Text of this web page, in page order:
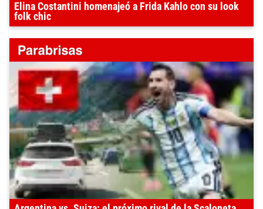
Elina Costantini homenajeó a Frida Kahlo con su look
folk chic